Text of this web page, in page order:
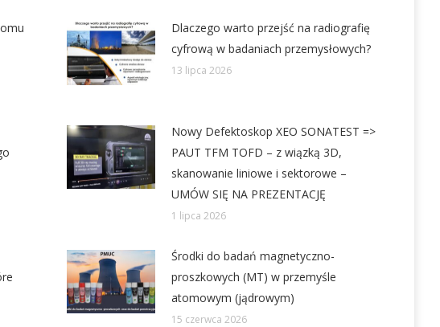
Dlaczego warto przejść na radiografię
cyfrową w badaniach przemysłowych?
13 lipca 2026
Nowy Defektoskop XEO SONATEST =>
PAUT TFM TOFD – z wiązką 3D,
skanowanie liniowe i sektorowe –
UMÓW SIĘ NA PREZENTACJĘ
1 lipca 2026
Środki do badań magnetyczno-
proszkowych (MT) w przemyśle
atomowym (jądrowym)
15 czerwca 2026